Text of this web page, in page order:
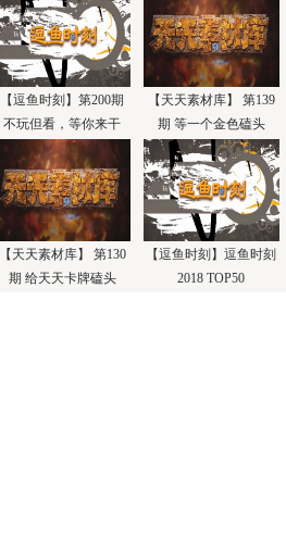
【逗鱼时刻】第200期
不玩但看，等你来干
【天天素材库】 第139
期 等一个金色磕头
天天素材库】 第130
期 给天天卡牌磕头
【逗鱼时刻】逗鱼时刻
2018 TOP50